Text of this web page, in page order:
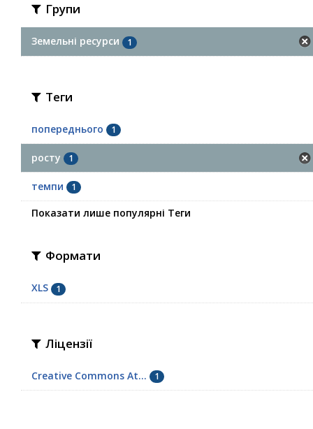
Групи
Земельні ресурси 1
Теги
попереднього 1
росту 1
темпи 1
Показати лише популярні Теги
Формати
XLS 1
Ліцензії
Creative Commons At... 1